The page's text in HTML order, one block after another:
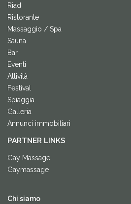
Riad
Ristorante
Massaggio / Spa
Sauna
Bar
Eventi
Attività
Festival
Spiaggia
Galleria
Annunci immobiliari
PARTNER LINKS
Gay Massage
Gaymassage
Chi siamo